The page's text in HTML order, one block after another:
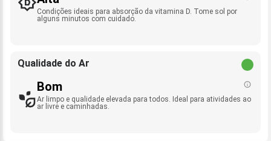
Condições ideais para absorção da vitamina D. Tome sol por
alguns minutos com cuidado.
Qualidade do Ar
Bom
Ar limpo e qualidade elevada para todos. Ideal para atividades ao
ar livre e caminhadas.